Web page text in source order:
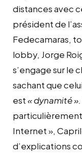
distances avec
président de
Fedecamaras,
lobby, Jorge
s’engage sur le
sachant que
est« dynamité ».
Internet »,
d’explications